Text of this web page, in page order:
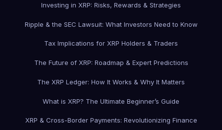
Investing in XRP: Risks, Rewards & Strategies
Ripple & the SEC Lawsuit: What Investors Need to Know
Tax Implications for XRP Holders & Traders
The Future of XRP: Roadmap & Expert Predictions
The XRP Ledger: How It Works & Why It Matters
What is XRP? The Ultimate Beginner’s Guide
XRP & Cross-Border Payments: Revolutionizing Finance